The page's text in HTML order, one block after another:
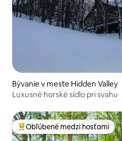
Bývanie v meste Hidden Valley
Luxusné horské sídlo pri svahu
Najobľúbenejšie medzi hosťami
Obľúbené medzi hosťami